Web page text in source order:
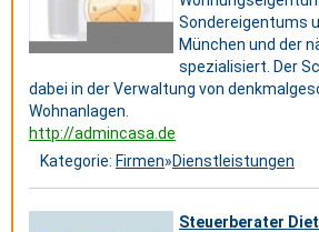
Sondereigentums
München und der
spezialisiert. Der
dabei in der Verwaltung von
Wohnanlagen.
http://admincasa.de
Kategorie: Firmen»Dienstleistungen
Steuerberater